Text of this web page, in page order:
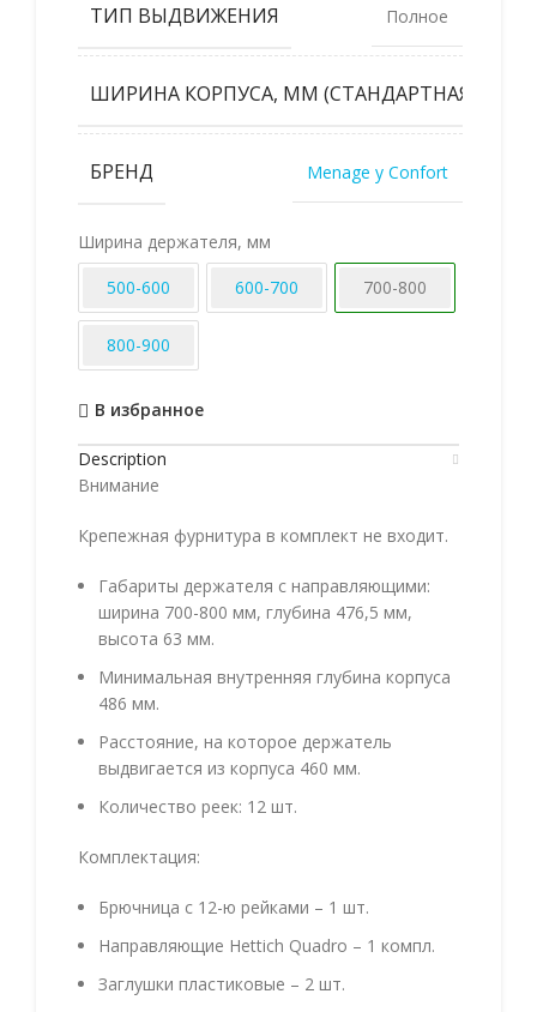
ТИП ВЫДВИЖЕНИЯ Полное
ШИРИНА КОРПУСА, ММ (СТАНДАРТНАЯ)
БРЕНД Menage y Confort
Ширина держателя, мм
500-600
600-700 700-800
800-900
В избранное
Description
Внимание
Крепежная фурнитура в комплект не входит.
Габариты держателя с направляющими:
ширина 700-800 мм, глубина 476,5 мм,
высота 63 мм.
Минимальная внутренняя глубина корпуса
486 мм.
Расстояние, на которое держатель
выдвигается из корпуса 460 мм.
Количество реек: 12 шт.
Комплектация:
Брючница с 12-ю рейками – 1 шт.
Направляющие Hettich Quadro – 1 компл.
Заглушки пластиковые – 2 шт.